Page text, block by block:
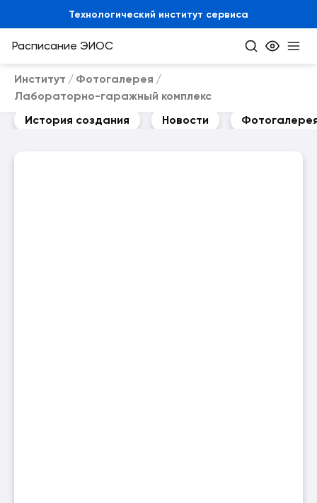
Технологический институт сервиса
Расписание ЭИОС
Институт
Фотогалерея
Лабораторно-гаражный комплекс
История создания
Новости